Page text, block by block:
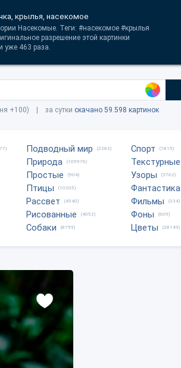
крылья, насекомое
Насекомые. Теги: #насекомое #крылья
разрешение этой картинки
уже 463 раза.
+100) | за сутки скачано 59.598 картинок
Подводный мир (2282)
Природа (105976)
Простые (904)
Птицы (10205)
Рассвет (4540)
Рисованные (4052)
Собаки (8759)
Спорт (1815)
Текстурные
Узоры (3762)
Фантастика
Фильмы (334)
Фоны (609)
Цветы (28149)